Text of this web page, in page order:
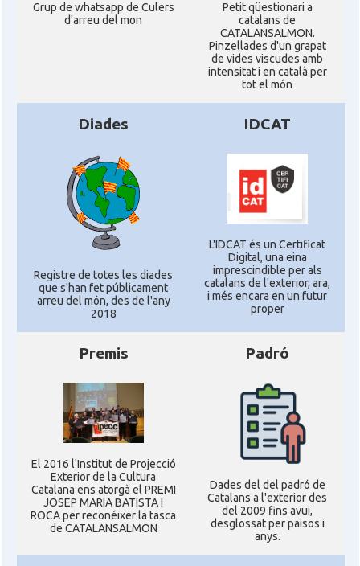
Grup de whatsapp de Culers
d'arreu del mon
Petit qüestionari a
catalans de
CATALANSALMON.
Pinzellades d'un grapat
de vides viscudes amb
intensitat i en català per
tot el món
Diades
Registre de totes les diades
que s'han fet públicament
arreu del món, des de l'any
2018
IDCAT
L'IDCAT és un Certificat
Digital, una eina
imprescindible per als
catalans de l'exterior, ara,
i més encara en un futur
proper
Premis
El 2016 l'Institut de Projecció
Exterior de la Cultura
Catalana ens atorgà el PREMI
JOSEP MARIA BATISTA I
ROCA per reconéixer la tasca
de CATALANSALMON
Padró
Dades del del padró de
Catalans a l'exterior des
del 2009 fins avui,
desglossat per paisos i
anys.